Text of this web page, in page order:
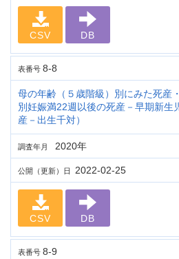
CSV DB
表番号 8-8
母の年齢（５歳階級）別にみた死産
別妊娠満22週以後の死産－早期新生
産－出生千対）
調査年月 2020年
公開（更新）日 2022-02-25
CSV DB
表番号 8-9